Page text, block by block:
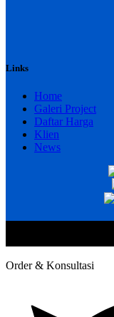
Links
Home
Galeri Project
Daftar Harga
Klien
News
Order & Konsultasi